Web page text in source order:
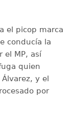
el picop marca
conducía la
el MP, así
quien
y el
por